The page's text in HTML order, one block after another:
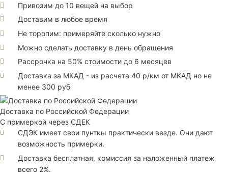
Привозим до 10 вещей на выбор
Доставим в любое время
Не торопим: примеряйте сколько нужно
Можно сделать доставку в день обращения
Рассрочка на 50% стоимости до 6 месяцев
Доставка за МКАД - из расчета 40 р/км от МКАД но не
менее 300 руб
Доставка по Российской Федерации
С примеркой через СДЕК
СДЭК имеет свои пунткы практически везде. Они дают
возможность примерки.
Доставка бесплатная, комиссия за наложенный платеж
всего 2%.